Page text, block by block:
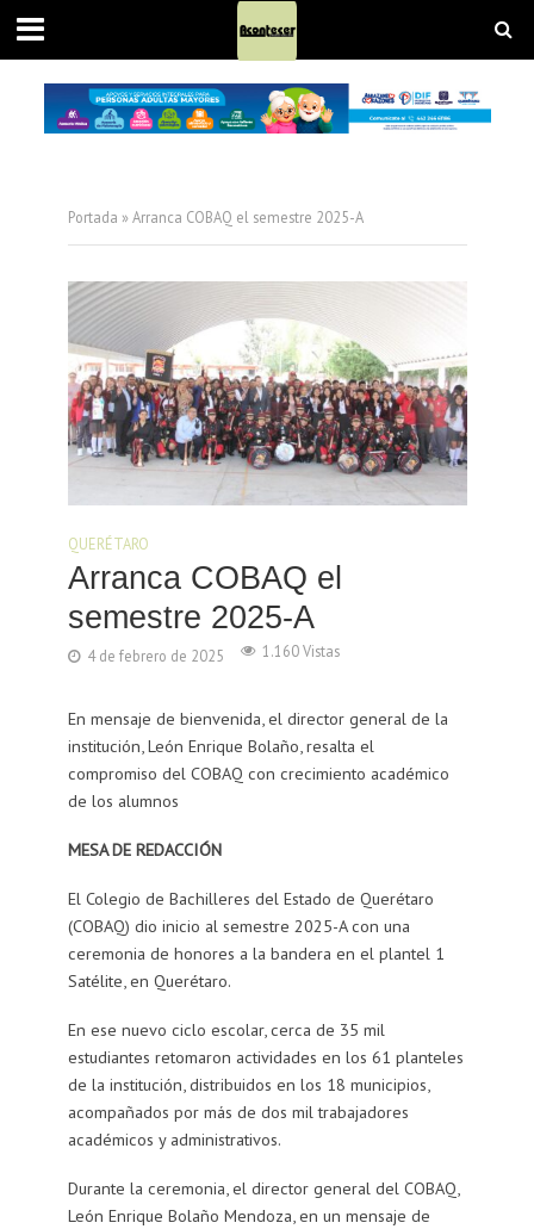
Portada »Arranca COBAQ el semestre 2025-A
QUERÉTARO
Arranca COBAQ el
semestre 2025-A
4 de febrero de 2025 1.160 Vistas
En mensaje de bienvenida, el director general de la
institución, León Enrique Bolaño, resalta el
compromiso del COBAQ con crecimiento académico
de los alumnos
MESA DE REDACCIÓN
El Colegio de Bachilleres del Estado de Querétaro
(COBAQ) dio inicio al semestre 2025-A con una
ceremonia de honores a la bandera en el plantel 1
Satélite, en Querétaro.
En ese nuevo ciclo escolar, cerca de 35 mil
estudiantes retomaron actividades en los 61 planteles
de la institución, distribuidos en los 18 municipios,
acompañados por más de dos mil trabajadores
académicos y administrativos.
Durante la ceremonia, el director general del COBAQ,
León Enrique Bolaño Mendoza, en un mensaje de